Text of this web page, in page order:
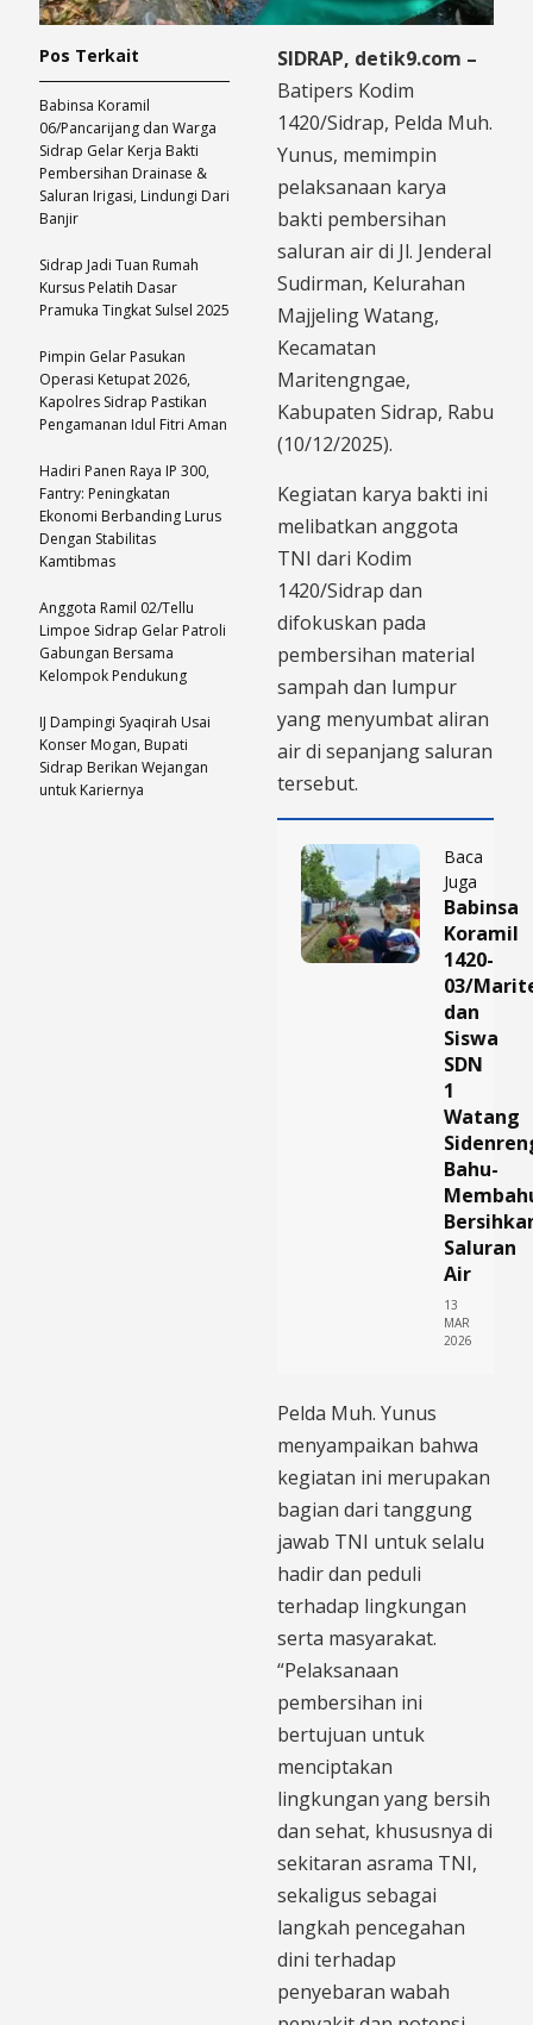
​SIDRAP, detik9.com –
Batipers Kodim
1420/Sidrap, Pelda Muh.
Yunus, memimpin
pelaksanaan karya
bakti pembersihan
saluran air di Jl. Jenderal
Sudirman, Kelurahan
Majjeling Watang,
Kecamatan
Maritengngae,
Kabupaten Sidrap, Rabu
(10/12/2025).
​Kegiatan karya bakti ini
melibatkan anggota
TNI dari Kodim
1420/Sidrap dan
difokuskan pada
pembersihan material
sampah dan lumpur
yang menyumbat aliran
air di sepanjang saluran
tersebut.
Baca
Juga
Babinsa
Koramil
1420-
03/
dan
Siswa
SDN
1
Watang
Bahu-
Saluran
Air
13
MAR
2026
​Pelda Muh. Yunus
menyampaikan bahwa
kegiatan ini merupakan
bagian dari tanggung
jawab TNI untuk selalu
hadir dan peduli
terhadap lingkungan
serta masyarakat.
“Pelaksanaan
pembersihan ini
bertujuan untuk
menciptakan
lingkungan yang bersih
dan sehat, khususnya di
sekitaran asrama TNI,
sekaligus sebagai
langkah pencegahan
dini terhadap
penyebaran wabah
Pos Terkait
Babinsa Koramil
06/Pancarijang dan Warga
Sidrap Gelar Kerja Bakti
Pembersihan Drainase &
Saluran Irigasi, Lindungi Dari
Banjir
Sidrap Jadi Tuan Rumah
Kursus Pelatih Dasar
Pramuka Tingkat Sulsel 2025
Pimpin Gelar Pasukan
Operasi Ketupat 2026,
Kapolres Sidrap Pastikan
Pengamanan Idul Fitri Aman
Hadiri Panen Raya IP 300,
Fantry: Peningkatan
Ekonomi Berbanding Lurus
Dengan Stabilitas
Kamtibmas
Anggota Ramil 02/Tellu
Limpoe Sidrap Gelar Patroli
Gabungan Bersama
Kelompok Pendukung
IJ Dampingi Syaqirah Usai
Konser Mogan, Bupati
Sidrap Berikan Wejangan
untuk Kariernya